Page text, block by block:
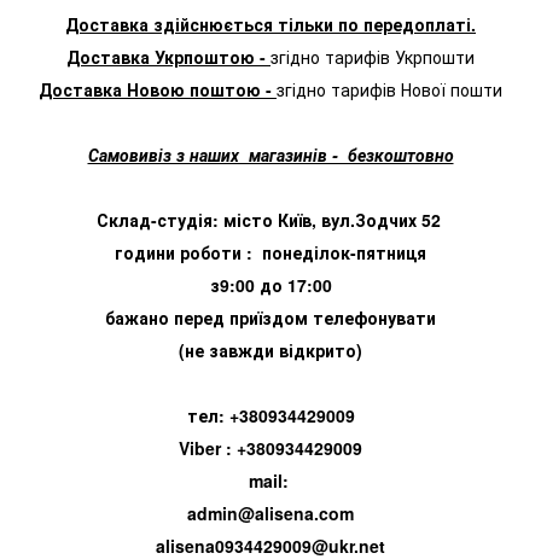
Доставка здійснюється тільки по передоплаті.
Доставка Укрпоштою - згідно тарифів Укрпошти
Доставка Новою поштою - згідно тарифів Нової пошти
Самовивіз з наших магазинів - безкоштовно
Склад-студія: місто Київ, вул.Зодчих 52
години роботи : понеділок-пятниця
з9:00 до 17:00
бажано перед приїздом телефонувати
(не завжди відкрито)
тел: +380934429009
Viber : +380934429009
mail:
admin@alisena.com
alisena0934429009@ukr.net